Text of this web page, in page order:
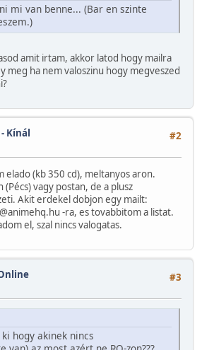
mi van benne... (Bar en szinte
amit irtam, akkor latod hogy mailra
meg ha nem valoszinu hogy megveszed
#2
Kínál
(kb 350 cd), meltanyos aron.
vagy postan, de a plusz
Akit erdekel dobjon egy mailt:
-ra, es tovabbitom a listat.
el, szal nincs valogatas.
#3
hogy akinek nincs